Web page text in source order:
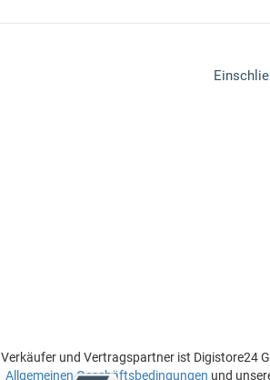
Verkäufer und Vertragspartner ist Digistore24
Allgemeinen Geschäftsbedingungen und